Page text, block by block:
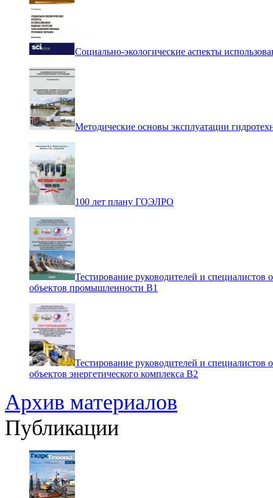
Социально-экологические аспекты
Методические основы эксплуатации
100 лет плану ГОЭЛРО
Тестирование руководителей и специалистов
объектов промышленности В1
Тестирование руководителей и специалистов
объектов энергетического комплекса В2
Архив материалов
Публикации